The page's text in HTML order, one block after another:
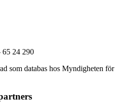
65 24 290
som databas hos Myndigheten för